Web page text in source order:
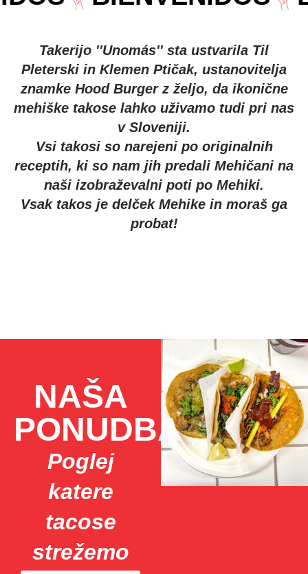
Takerijo ''Unomás'' sta ustvarila Til
Pleterski in Klemen Ptičak, ustanovitelja
znamke Hood Burger z željo, da ikonične
mehiške takose lahko uživamo tudi pri nas
v Sloveniji.
Vsi takosi so narejeni po originalnih
receptih, ki so nam jih predali Mehičani na
naši izobraževalni poti po Mehiki.
Vsak takos je delček Mehike in moraš ga
probat!
NAŠA
PONUDBA
Poglej
katere
tacose
strežemo